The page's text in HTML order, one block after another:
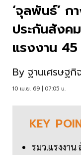
‘จุลพันธ์’ ก
ประกันสังค
แรงงาน
By ฐานเศรษฐกิ
10 เม.ย. 69 | 07:05 น.
KEY
รมว.แรงงาน